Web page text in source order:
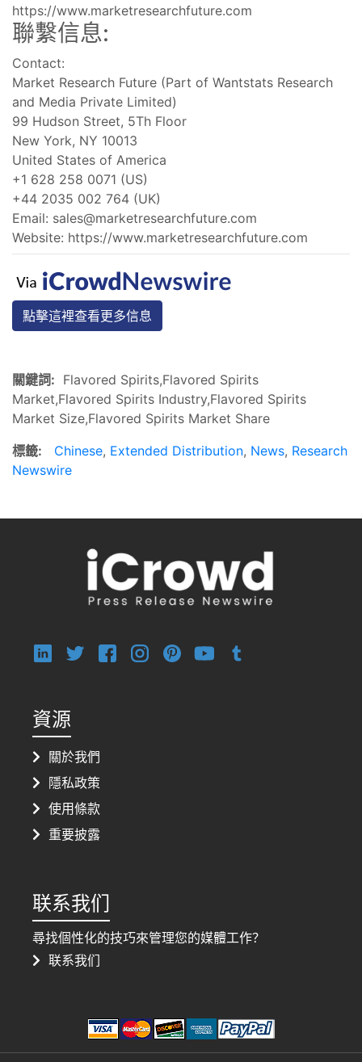
https://www.marketresearchfuture.com
聯繫信息:
Contact:
Market Research Future (Part of Wantstats Research
and Media Private Limited)
99 Hudson Street, 5Th Floor
New York, NY 10013
United States of America
+1 628 258 0071 (US)
+44 2035 002 764 (UK)
Email: sales@marketresearchfuture.com
Website: https://www.marketresearchfuture.com
點擊這裡查看更多信息
關鍵詞: Flavored Spirits,Flavored Spirits
Market,Flavored Spirits Industry,Flavored Spirits
Market Size,Flavored Spirits Market Share
標籤:
Chinese, Extended Distribution, News, Research
Newswire
資源
關於我們
隱私政策
使用條款
重要披露
联系我们
尋找個性化的技巧來管理您的媒體工作？
联系我们